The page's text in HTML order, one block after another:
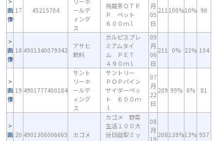
画
像
17 45215704
ールデ
ィング
ス
烏龍茶ＯＴＰ
Ｐ ペット
６００ｍｌ
月
05
日
211 100%10% 90
画
像
18 4901340079342
アサヒ
飲料
カルピスプレ
ミアムタイ
ム ＰＥＴ
４９０ｍｌ
09
月
06
日
211 0% 22% 104
画
像
19 4901777400184
サント
リーホ
ールデ
ィング
ス
サントリー
ＰＯＰパイン
サイダーペッ
ト ６００ｍ
ｌ
07
月
22
日
209 99% 6% 81
画 20 4901306006665 カゴメ
カゴメ 野菜
生活１００大
分日田梨ミッ
08
月
19
208139%13% 957